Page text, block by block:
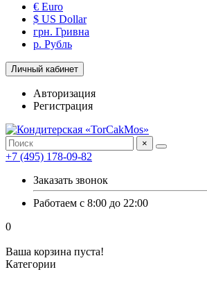
€ Euro
$ US Dollar
грн. Гривна
р. Рубль
Личный кабинет
Авторизация
Регистрация
×
+7 (495) 178-09-82
Заказать звонок
Работаем с 8:00 до 22:00
0
Ваша корзина пуста!
Категории